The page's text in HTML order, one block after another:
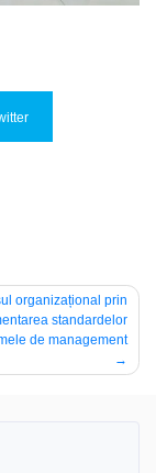
organizațional prin
standardelor
de management